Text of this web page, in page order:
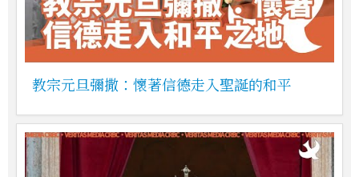
教宗元旦彌撒：懷著信德走入聖誕的和平